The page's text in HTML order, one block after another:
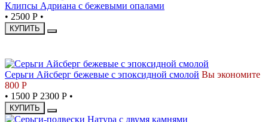
Клипсы Адриана с бежевыми опалами
• 2500 Р •
КУПИТЬ
Серьги Айсберг бежевые с эпоксидной смолой Вы экономите
800 Р
• 1500 Р 2300 Р •
КУПИТЬ